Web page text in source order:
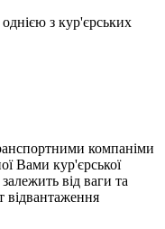
з кур'єрських
компаніми
Вами кур'єрської
від ваги та
відвантаження